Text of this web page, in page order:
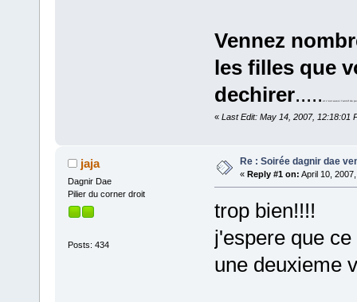
Vennez
les filles que
dechirer..... et c'est aussi l'annif de
« Last Edit: May 14, 2007, 12:18:01
jaja
Dagnir Dae
Pilier du corner droit
Posts: 434
Re : Soirée dagnir dae
« Reply #1 on: April 10,
trop bien!!!!
j'espere que
une deuxieme